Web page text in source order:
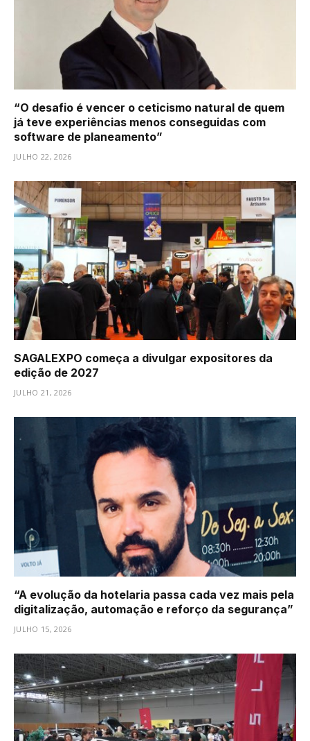
“O desafio é vencer o ceticismo natural de quem
já teve experiências menos conseguidas com
software de planeamento”
JULHO 22, 2026
SAGALEXPO começa a divulgar expositores da
edição de 2027
JULHO 21, 2026
“A evolução da hotelaria passa cada vez mais pela
digitalização, automação e reforço da segurança”
JULHO 15, 2026